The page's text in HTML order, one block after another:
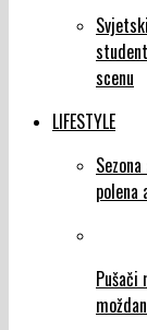
scenu
LIFESTYLE
polena